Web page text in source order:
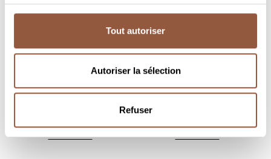
Tout autoriser
Autoriser la sélection
Refuser
Les Roches
découvrir
Les Moriers
découvrir